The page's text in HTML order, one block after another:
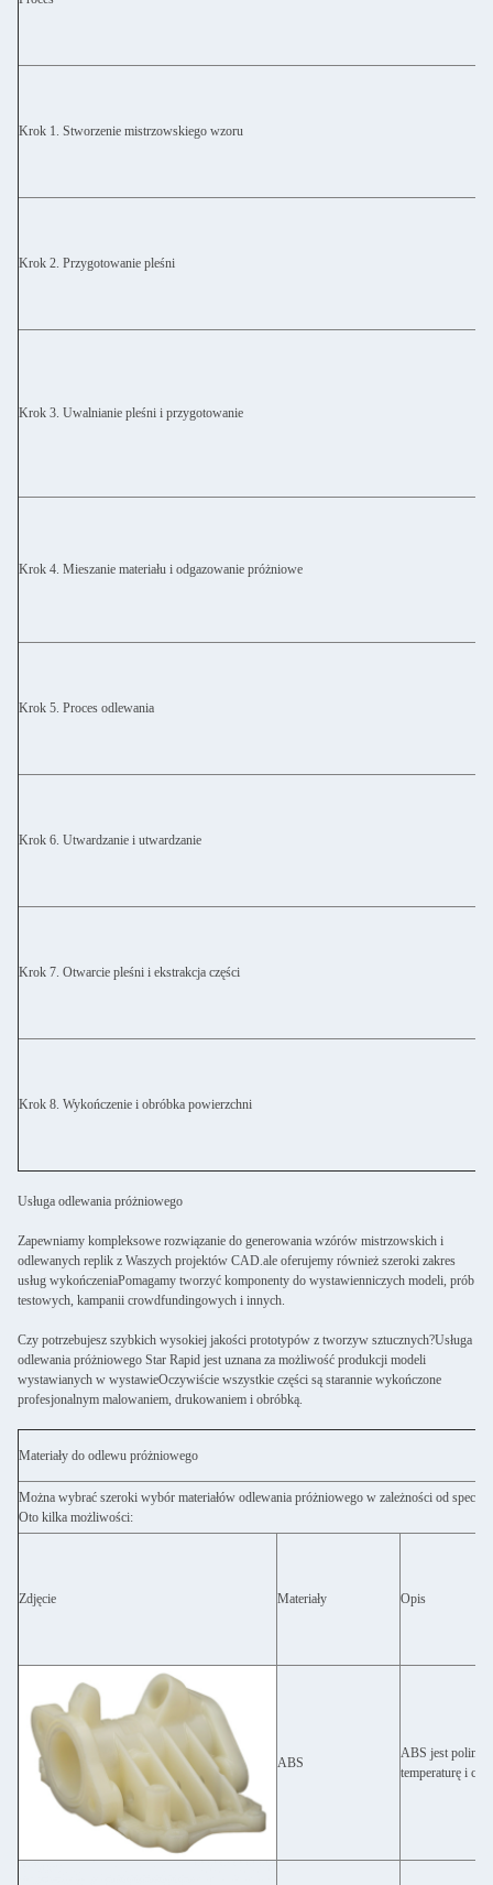
Krok 1. Stworzenie mistrzowskiego wzoru
Krok 2. Przygotowanie pleśni
Krok 3. Uwalnianie pleśni i przygotowanie
Krok 4. Mieszanie materiału i odgazowanie próżniowe
Krok 5. Proces odlewania
Krok 6. Utwardzanie i utwardzanie
Krok 7. Otwarcie pleśni i ekstrakcja części
Krok 8. Wykończenie i obróbka powierzchni
Usługa odlewania próżniowego
Zapewniamy kompleksowe rozwiązanie do generowania wzórów mistrzowskich i
odlewanych replik z Waszych projektów CAD.ale oferujemy również szeroki zakres
usług wykończeniaPomagamy tworzyć komponenty do wystawienniczych modeli, prób
testowych, kampanii crowdfundingowych i innych.
Czy potrzebujesz szybkich wysokiej jakości prototypów z tworzyw sztucznych?Usługa
odlewania próżniowego Star Rapid jest uznana za możliwość produkcji modeli
wystawianych w wystawieOczywiście wszystkie części są starannie wykończone
profesjonalnym malowaniem, drukowaniem i obróbką.
Materiały do odlewu próżniowego
Można wybrać szeroki wybór materiałów odlewania próżniowego w zależności od
Oto kilka możliwości:
Zdjęcie Materiały Opis
ABS
ABS jest
temperaturę i